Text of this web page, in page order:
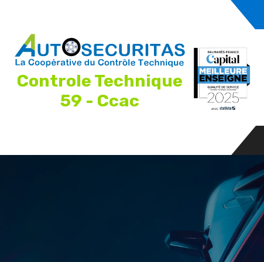
Controle Technique
59 - Ccac